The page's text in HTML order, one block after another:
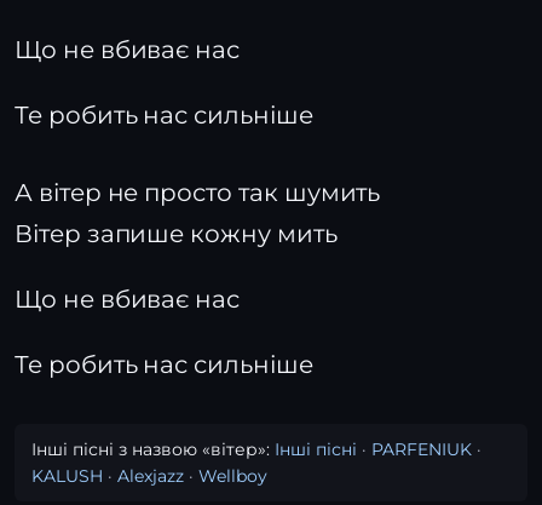
Що не вбиває нас
Те робить нас сильніше
А вітер не просто так шумить
Вітер запише кожну мить
Що не вбиває нас
Те робить нас сильніше
Інші пісні з назвою «вітер»: Інші пісні · PARFENIUK ·
KALUSH · Alexjazz · Wellboy